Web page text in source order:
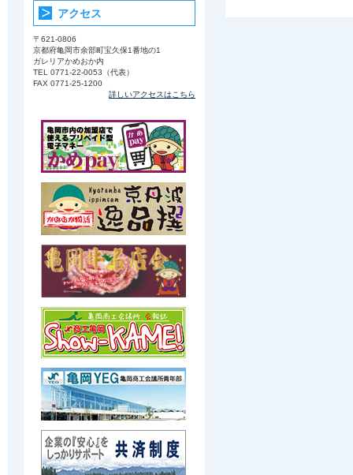
アクセス
〒621-0806
京都府亀岡市余部町宝久保1番地の1
ガレリアかめおか内
TEL 0771-22-0053（代表）
FAX 0771-25-1200
詳しいアクセスはこちら